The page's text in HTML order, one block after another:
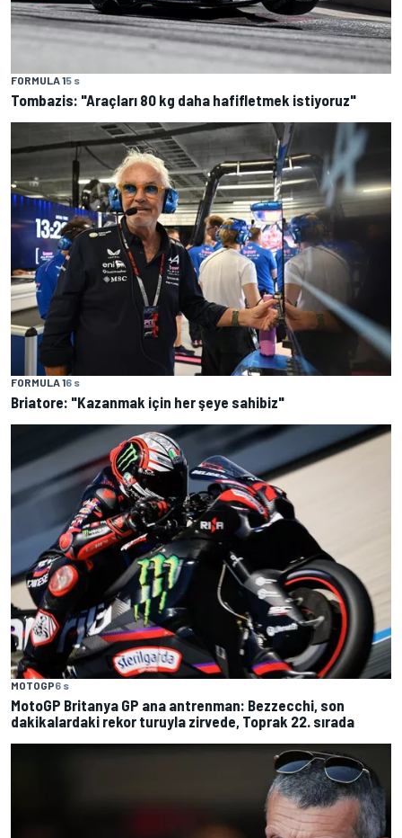
FORMULA 15 s
Tombazis: "Araçları 80 kg daha hafifletmek istiyoruz"
FORMULA 16 s
Briatore: "Kazanmak için her şeye sahibiz"
MOTOGP6 s
MotoGP Britanya GP ana antrenman: Bezzecchi, son
dakikalardaki rekor turuyla zirvede, Toprak 22. sırada